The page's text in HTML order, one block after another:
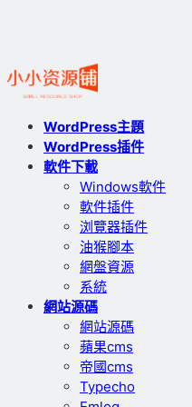
WordPress主題
WordPress插件
軟件下載
Windows軟件
軟件插件
浏覽器插件
油猴腳本
網盤資源
系統
網站源碼
網站源碼
蘋果cms
帝國cms
Typecho